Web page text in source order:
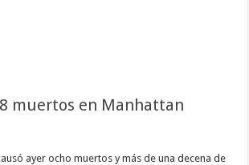
muertos en Manhattan
ayer ocho muertos y más de una decena de